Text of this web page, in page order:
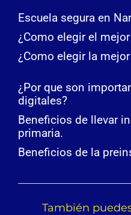
Escuela segura en
¿Como elegir el
¿Como elegir la
¿Por que son
digitales?
Beneficios de llevar
primaria.
Beneficios de la
También